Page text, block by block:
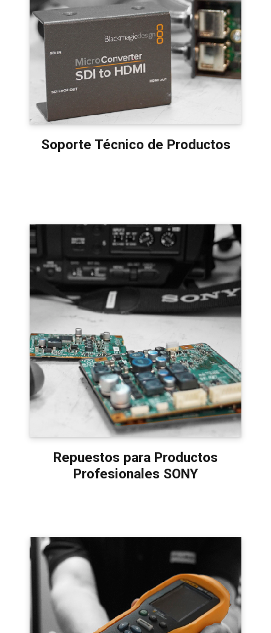
Soporte Técnico de Productos
Repuestos para Productos
Profesionales SONY